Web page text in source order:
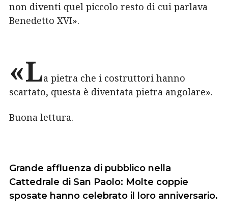
non diventi quel piccolo resto di cui parlava
Benedetto XVI».
«La pietra che i costruttori hanno
scartato, questa è diventata pietra angolare».
Buona lettura.
Grande affluenza di pubblico nella
Cattedrale di San Paolo: Molte coppie
sposate hanno celebrato il loro anniversario.